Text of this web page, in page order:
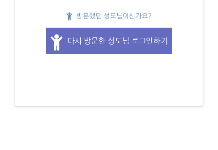
방문했던 성도님이신가요?
다시 방문한 성도님 로그인하기